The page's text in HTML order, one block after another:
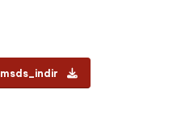
msds_indir